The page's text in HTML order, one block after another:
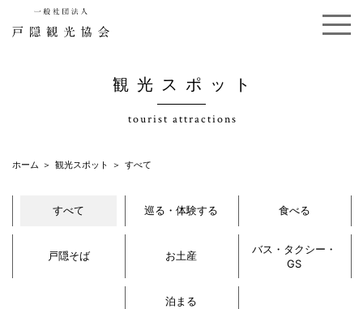
観光スポット
tourist attractions
ホーム 観光スポット すべて
すべて 巡る・体験する 食べる
戸隠そば お土産
バス・タクシー・
GS
泊まる